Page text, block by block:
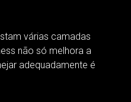
várias camadas
não só melhora a
adequadamente é